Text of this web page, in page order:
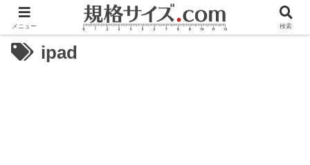
ipad
メニュー 検索